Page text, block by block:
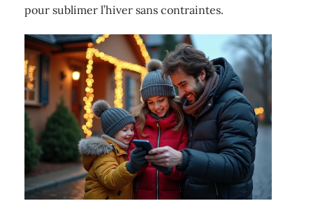
pour sublimer l’hiver sans contraintes.